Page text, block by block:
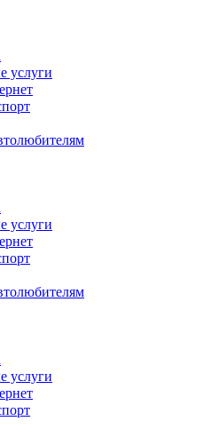
услуги
услуги
услуги